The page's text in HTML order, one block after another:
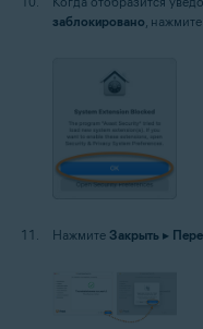
заблокировано,
Нажмите Закрыть ▸